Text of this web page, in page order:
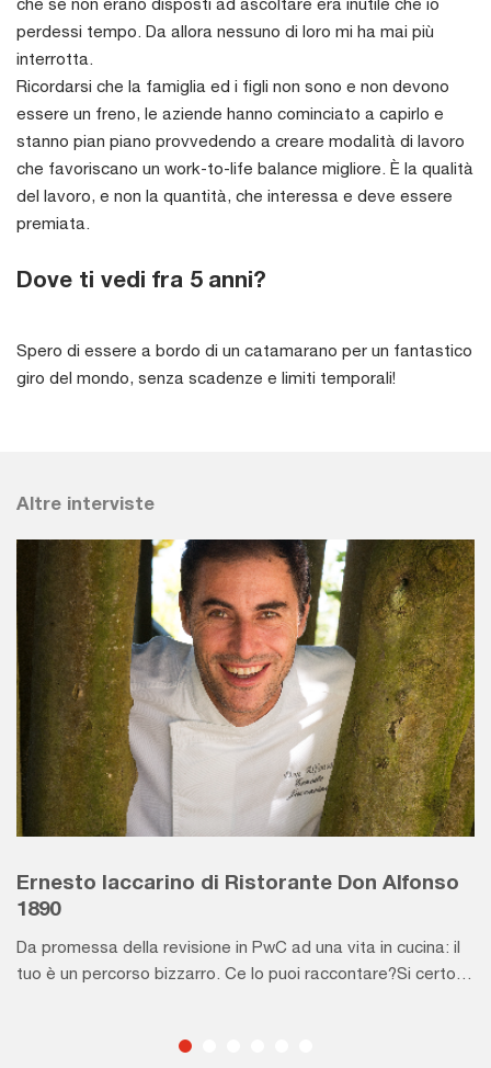
perdessi tempo. Da allora nessuno di loro mi ha mai più
interrotta.
Ricordarsi che la famiglia ed i figli non sono e non devono
essere un freno, le aziende hanno cominciato a capirlo e
stanno pian piano provvedendo a creare modalità di lavoro
che favoriscano un work-to-life balance migliore. È la qualità
del lavoro, e non la quantità, che interessa e deve essere
premiata.
Dove ti vedi fra 5 anni?
Spero di essere a bordo di un catamarano per un fantastico
giro del mondo, senza scadenze e limiti temporali!
Altre interviste
Ernesto Iaccarino di Ristorante Don Alfonso
1890
Da promessa della revisione in PwC ad una vita in cucina: il
tuo è un percorso bizzarro. Ce lo puoi raccontare?Si certo,
aiutavo in azienda paterna, dividendomi tra cucina e sala, e